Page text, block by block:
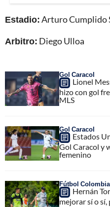
Estadio:Arturo Cumplido
Arbitro: Diego Ulloa
Gol Caracol
Lionel
hizo con gol
MLS
Gol Caracol
Estados
Gol Caracol y
femenino
Fútbol
Hernán
mejorar sí o